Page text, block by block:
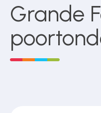
Elektrische
Hekwerkonderdelen
Grande